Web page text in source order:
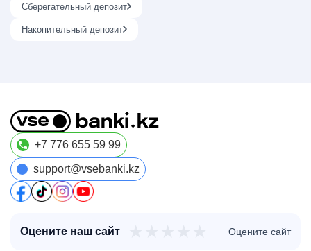
Сберегательный депозит
Накопительный депозит
+7 776 655 59 99
support@vsebanki.kz
Оцените наш сайт Оцените сайт